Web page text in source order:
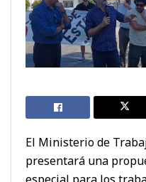
El Ministerio de
presentará una
especial para los